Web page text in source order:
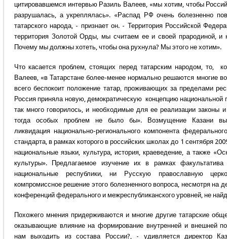
цитировавшемся интервью Разиль Валеев, «мы хотим, чтобы
разрушалась, а укреплялась». «Распад РФ очень болезненно
татарского народа, - признает он. - Территория Российской
территория Золотой Орды, мы считаем ее и своей прародиной, и
Почему мы должны хотеть, чтобы она рухнула? Мы этого не хотим».
Что касается проблем, стоящих перед татарским народом, то,
Валеев, «в Татарстане более-менее нормально решаются многие
всего беспокоит положение татар, проживающих за пределами
Россия приняла новую, демократическую концепцию национальной
так много говорилось, и необходимые для ее реализации законы
тогда особых проблем не было бы». Возмущение Казани
ликвидация национально-регионального компонента
стандарта, в рамках которого в российских школах до 1 сентября
национальные языки, культура, история, краеведение, а также
культуры». Предлагаемое изучение их в рамках
национальные республики, ни Русскую православную
компромиссное решение этого болезненного вопроса, несмотря на
конференций федерального и межреспубликанского уровней, не
Похожего мнения придерживаются и многие другие татарские
оказывающие влияние на формирование внутренней и внешней
нам выходить из состава России?, - удивляется директор